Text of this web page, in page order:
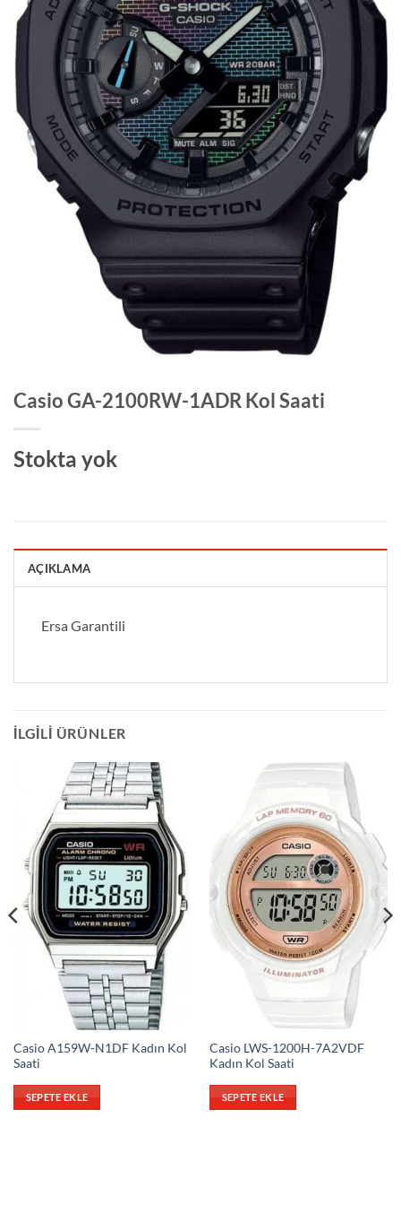
Casio GA-2100RW-1ADR Kol Saati
Stokta yok
AÇIKLAMA
Ersa Garantili
İLGILI ÜRÜNLER
Casio A159W-N1DF Kadın Kol
Saati
SEPETE EKLE
Casio LWS-1200H-7A2VDF
Kadın Kol Saati
SEPETE EKLE